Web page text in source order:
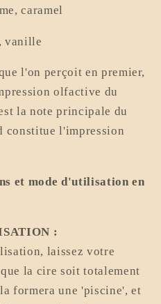
caramel
vanille
l'on perçoit en premier,
olfactive du
la note principale du
constitue l'impression
et mode d'utilisation en
:
laissez votre
la cire soit totalement
formera une 'piscine', et